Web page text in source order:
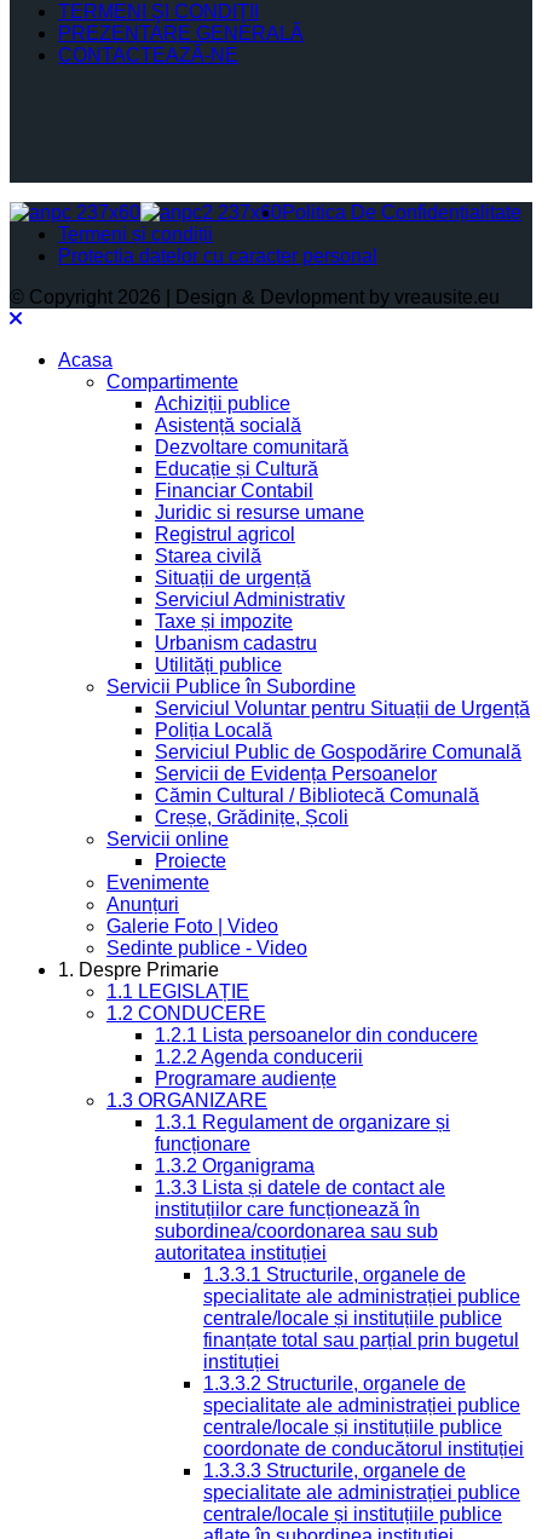
TERMENI ŞI CONDIŢII
PREZENTARE GENERALĂ
CONTACTEAZĂ-NE
Politica De Confidențialitate
Termeni și condiții
Protectia datelor cu caracter personal
© Copyright 2026 | Design & Devlopment by vreausite.eu
Acasa
Compartimente
Achiziții publice
Asistență socială
Dezvoltare comunitară
Educație și Cultură
Financiar Contabil
Juridic si resurse umane
Registrul agricol
Starea civilă
Situații de urgență
Serviciul Administrativ
Taxe și impozite
Urbanism cadastru
Utilități publice
Servicii Publice în Subordine
Serviciul Voluntar pentru Situații de Urgență
Poliția Locală
Serviciul Public de Gospodărire Comunală
Servicii de Evidența Persoanelor
Cămin Cultural / Bibliotecă Comunală
Creșe, Grădinițe, Școli
Servicii online
Proiecte
Evenimente
Anunțuri
Galerie Foto | Video
Sedinte publice - Video
1. Despre Primarie
1.1 LEGISLAȚIE
1.2 CONDUCERE
1.2.1 Lista persoanelor din conducere
1.2.2 Agenda conducerii
Programare audiențe
1.3 ORGANIZARE
1.3.1 Regulament de organizare și
funcționare
1.3.2 Organigrama
1.3.3 Lista și datele de contact ale
instituțiilor care funcționează în
subordinea/coordonarea sau sub
autoritatea instituției
1.3.3.1 Structurile, organele de
specialitate ale administrației publice
centrale/locale și instituțiile publice
finanțate total sau parțial prin bugetul
instituției
1.3.3.2 Structurile, organele de
specialitate ale administrației publice
centrale/locale și instituțiile publice
coordonate de conducătorul instituției
1.3.3.3 Structurile, organele de
specialitate ale administrației publice
centrale/locale și instituțiile publice